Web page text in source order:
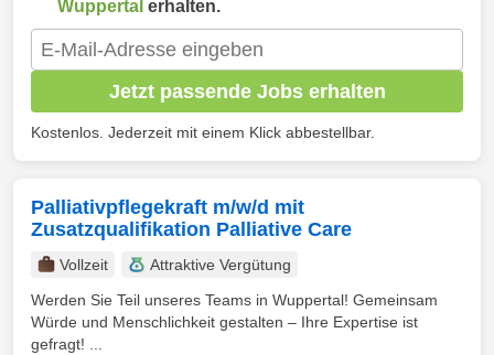
Wuppertal erhalten.
Jetzt passende Jobs erhalten
Kostenlos. Jederzeit mit einem Klick abbestellbar.
Palliativpflegekraft m/w/d mit
Zusatzqualifikation Palliative Care
Vollzeit
Attraktive Vergütung
Werden Sie Teil unseres Teams in Wuppertal! Gemeinsam
Würde und Menschlichkeit gestalten – Ihre Expertise ist
gefragt! ...